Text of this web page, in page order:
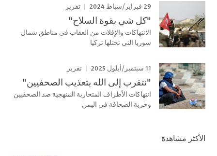
29 فبراير/شباط 2024 تقرير
"كل شي بقوة السلاح"
الانتهاكات والإفلات من العقاب في مناطق شمال
سوريا التي تحتلها تركيا
11 سبتمبر/أيلول 2025 تقرير
"نتقرب إلى الله بتعذيب الصحفيين"
انتهاكات الأطراف المتحاربة المنهجية ضد الصحفيين
وحرية الصحافة في اليمن
الأكثر مشاهدة